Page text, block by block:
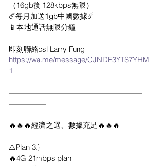
（16gb後 128kbps無限）
☄️每月加送1gb中國數據☄️
📱本地通話無限分鐘
即刻聯絡csl Larry Fung
https://wa.me/message/CJNDE3YTS7YHM
1
——————————————————
—————
🔥🔥🔥經濟之選、數據充足🔥🔥🔥
⚠️Plan 3.)
🔥4G 21mbps plan